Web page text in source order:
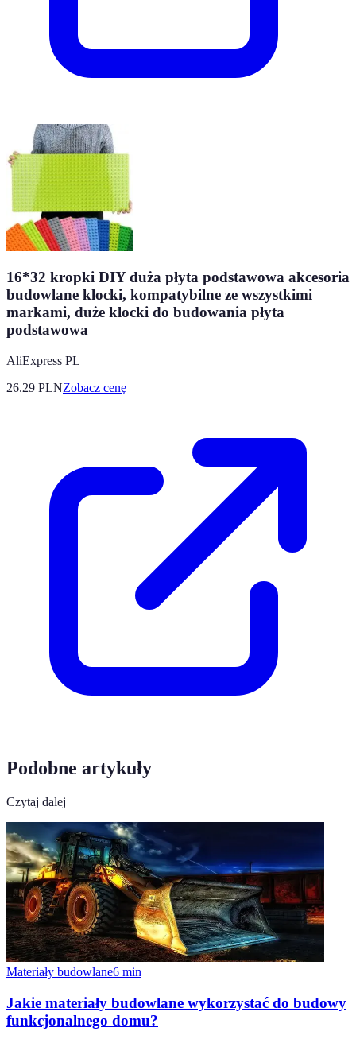
16*32 kropki DIY duża płyta podstawowa akcesoria
budowlane klocki, kompatybilne ze wszystkimi
markami, duże klocki do budowania płyta
podstawowa
AliExpress PL
26.29 PLNZobacz cenę
Podobne artykuły
Czytaj dalej
Materiały budowlane6 min
Jakie materiały budowlane wykorzystać do budowy
funkcjonalnego domu?